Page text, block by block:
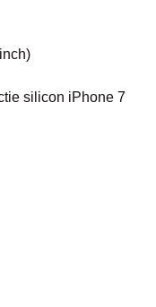
silicon iPhone 7